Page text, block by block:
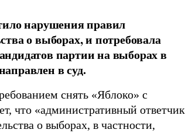
нарушения правил
о выборах, и потребовала
партии на выборах в
в суд.
снять «Яблоко» с
что «административный ответчик
о выборах, в частности,